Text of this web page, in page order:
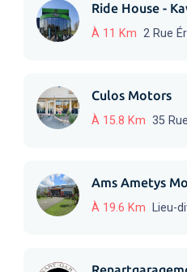
Ride House -
À 11 Km 2 Rue
Culos Motors
À 15.8 Km 35
Ams Ametys
À 19.6 Km Lieu-